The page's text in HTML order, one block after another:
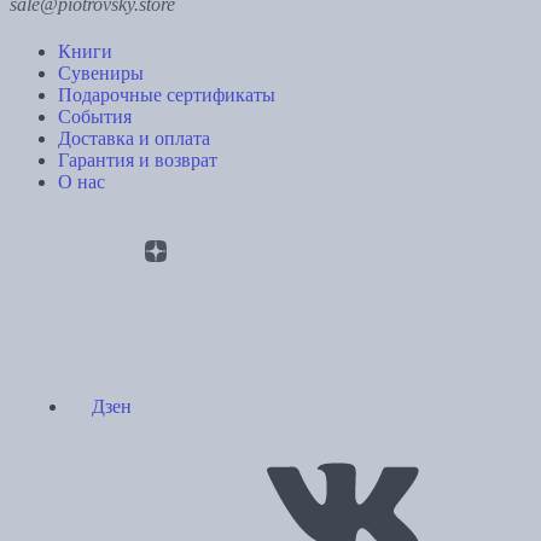
Книги
Сувениры
Подарочные сертификаты
События
Доставка и оплата
Гарантия и возврат
О нас
Дзен